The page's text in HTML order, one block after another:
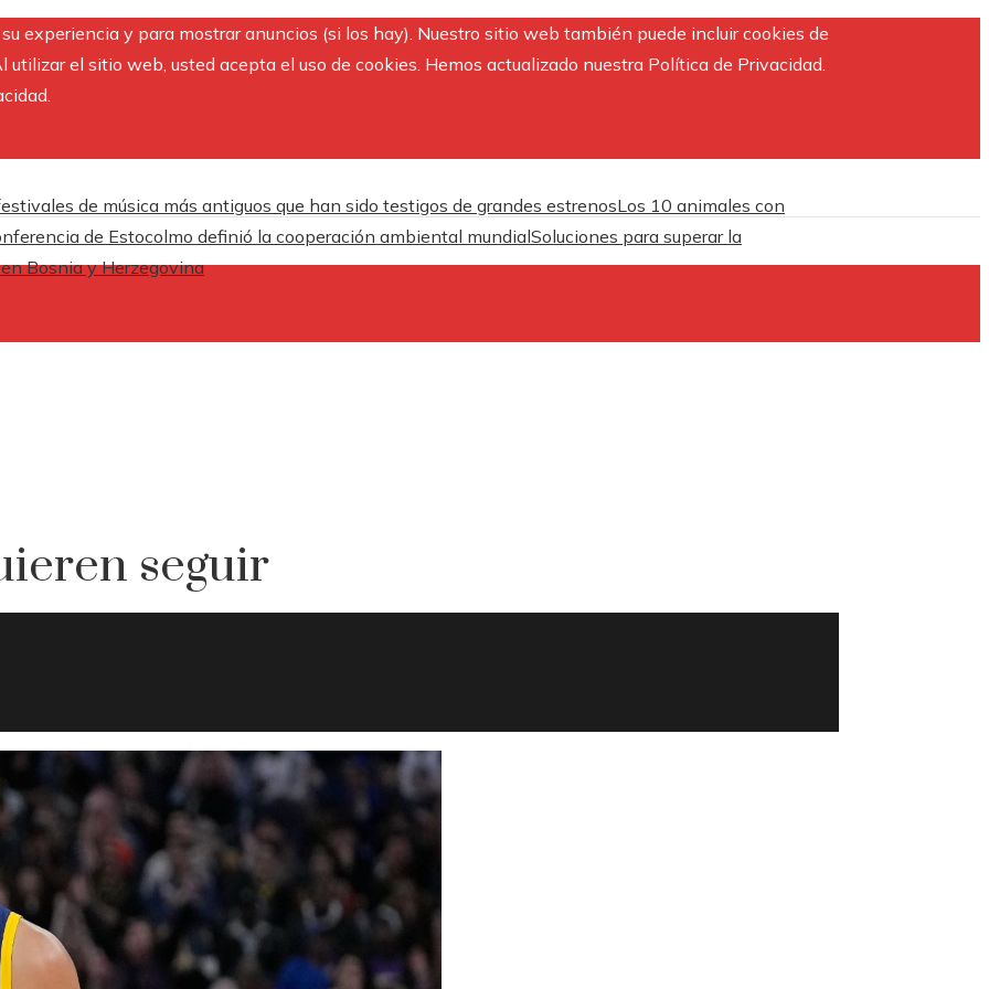
experiencia y para mostrar anuncios (si los hay). Nuestro sitio web también puede incluir cookies de
utilizar el sitio web, usted acepta el uso de cookies. Hemos actualizado nuestra Política de Privacidad.
de música más antiguos que han sido testigos de grandes estrenosLos 10 animales con
de Estocolmo definió la cooperación ambiental mundialSoluciones para superar la
Bosnia y Herzegovina
seguir